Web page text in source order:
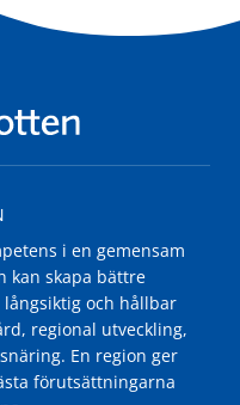
i en gemensam
kan skapa bättre
och hållbar
regional utveckling,
En region ger
förutsättningarna